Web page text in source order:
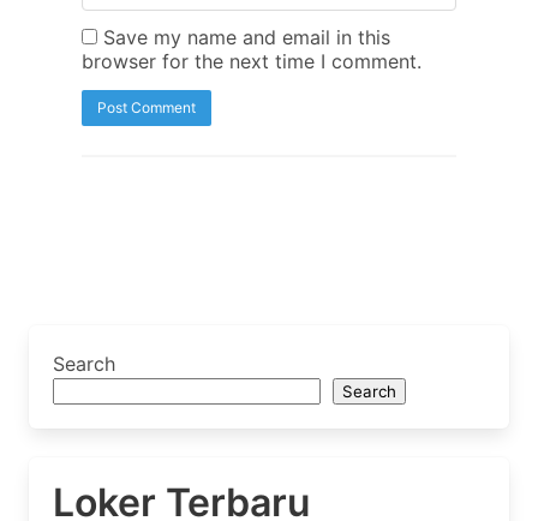
Save my name and email in this
browser for the next time I comment.
Search
Search
Loker Terbaru